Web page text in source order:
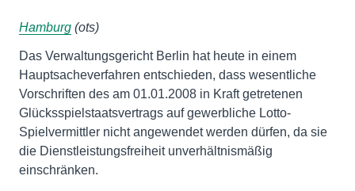
Hamburg (ots)
Das Verwaltungsgericht Berlin hat heute in einem
Hauptsacheverfahren entschieden, dass wesentliche
Vorschriften des am 01.01.2008 in Kraft getretenen
Glücksspielstaatsvertrags auf gewerbliche Lotto-
Spielvermittler nicht angewendet werden dürfen, da sie
die Dienstleistungsfreiheit unverhältnismäßig
einschränken.